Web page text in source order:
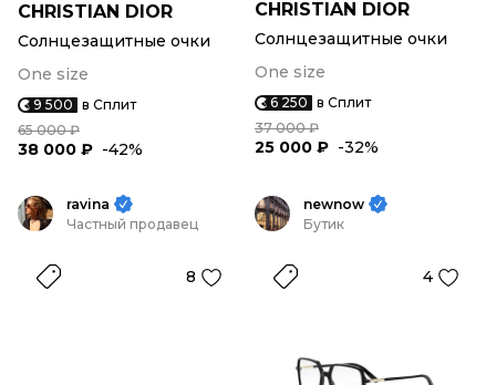
CHRISTIAN DIOR
Солнцезащитные очки
One size
9 500 в Сплит
65 000 ₽
38 000 ₽ -42%
CHRISTIAN DIOR
Солнцезащитные очки
One size
6 250 в Сплит
37 000 ₽
25 000 ₽ -32%
ravina
Частный продавец
8
newnow
Бутик
4